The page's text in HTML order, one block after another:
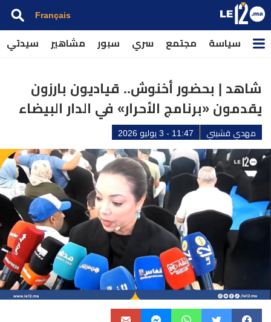
Français
سياسة مجتمع سري سبور مشاهير سيدتي
شاهد | بحضور أخنوش.. قياديون بارزون
يقدمون «برنامج الأحرار» في الدار البيضاء
مهدي قشيني 11:47 - 3 يوليو 2026